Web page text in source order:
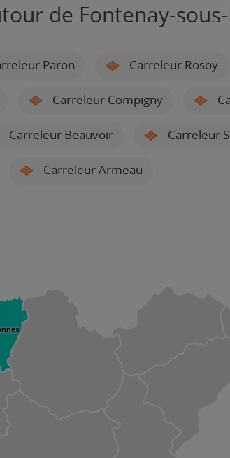
de Fontenay-
Paron Carreleur Rosoy
Carreleur Compigny
Carreleur Beauvoir Carreleur
Carreleur Armeau